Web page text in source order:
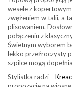
wesele z
zwężeniem w talii, a
plisowaniem.
połączeniu z
Świetnym wyborem
lekko przeźroczysty
szpilce mogą
Stylistka radzi –